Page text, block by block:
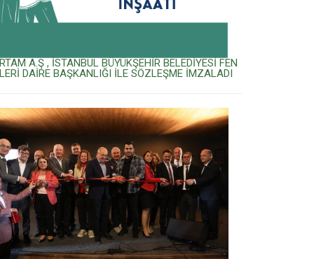
A.Ş , İSTANBUL BÜYÜKŞEHİR BELEDİYESİ FEN
DAİRE BAŞKANLIĞI İLE SÖZLEŞME İMZALADI